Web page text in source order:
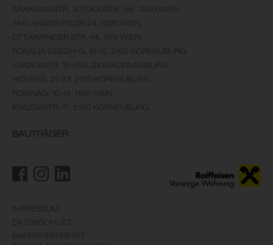
ARAKAWASTR. 3/TOKIOSTR. 5A , 1220 WIEN
AM LANGEN FELDE 24, 1220 WIEN
OTTAKRINGER STR. 44, 1170 WIEN
ROSALIA CZECH-G. 10-12, 2100 KORNEUBURG
KWIZDASTR. 15+15A, 2100 KORNEUBURG
HOVENG. 21-23, 2100 KORNEUBURG
ROSINAG. 10-14, 1150 WIEN
KWIZDASTR. 17, 2100 KORNEUBURG
BAUTRÄGER
IMPRESSUM
DATENSCHUTZ
BARRIEREFREIHEIT